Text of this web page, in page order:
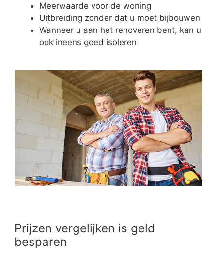
Meerwaarde voor de woning
Uitbreiding zonder dat u moet bijbouwen
Wanneer u aan het renoveren bent, kan u
ook ineens goed isoleren
Prijzen vergelijken is geld
besparen